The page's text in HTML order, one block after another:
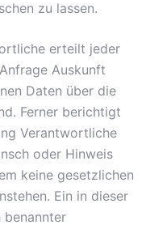
zu lassen.
erteilt jeder
Auskunft
Daten über die
Ferner berichtigt
Verantwortliche
oder Hinweis
keine gesetzlichen
Ein in dieser
benannter